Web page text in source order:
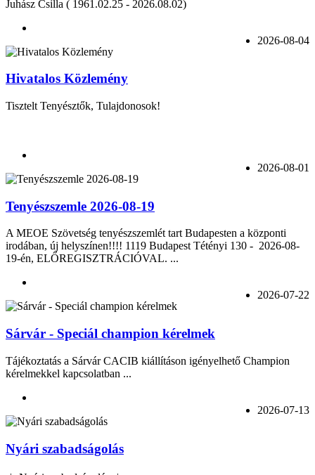
Juhász Csilla ( 1961.02.25 - 2026.08.02)
2026-08-04
Hivatalos Közlemény
Tisztelt Tenyésztők, Tulajdonosok!
2026-08-01
Tenyészszemle 2026-08-19
A MEOE Szövetség tenyészszemlét tart Budapesten a központi
irodában, új helyszínen!!!! 1119 Budapest Tétényi 130 - 2026-08-
19-én, ELŐREGISZTRÁCIÓVAL. ...
2026-07-22
Sárvár - Speciál champion kérelmek
Tájékoztatás a Sárvár CACIB kiállításon igényelhető Champion
kérelmekkel kapcsolatban ...
2026-07-13
Nyári szabadságolás